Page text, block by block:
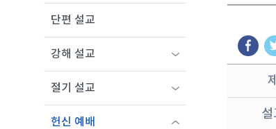
단편 설교
강해 설교
절기 설교
헌신 예배